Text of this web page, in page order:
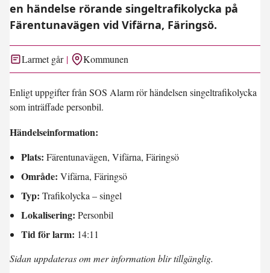
en händelse rörande singeltrafikolycka på
Färentunavägen vid Vifärna, Färingsö.
Larmet går Kommunen
Enligt uppgifter från SOS Alarm rör händelsen singeltrafikolycka
som inträffade personbil.
Händelseinformation:
Plats: Färentunavägen, Vifärna, Färingsö
Område: Vifärna, Färingsö
Typ: Trafikolycka – singel
Lokalisering: Personbil
Tid för larm: 14:11
Sidan uppdateras om mer information blir tillgänglig.